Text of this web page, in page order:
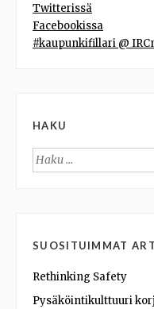
Twitterissä
Facebookissa
#kaupunkifillari @
HAKU
Haku:
SUOSITUIMMAT
Rethinking Safety
Pysäköintikulttuuri